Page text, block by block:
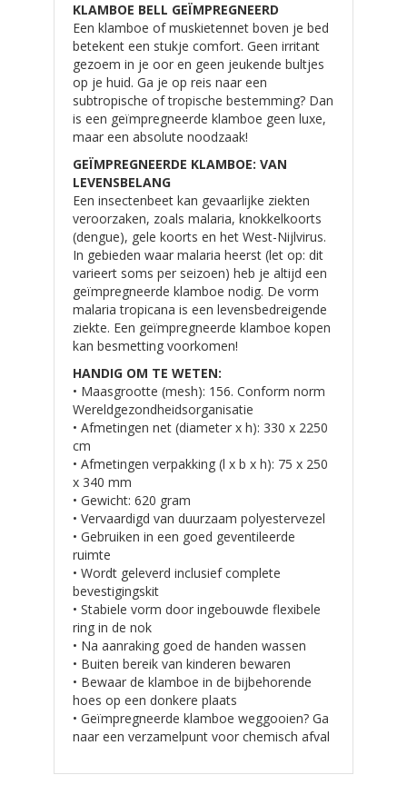
KLAMBOE BELL GEÏMPREGNEERD
Een klamboe of muskietennet boven je bed
betekent een stukje comfort. Geen irritant
gezoem in je oor en geen jeukende bultjes
op je huid. Ga je op reis naar een
subtropische of tropische bestemming? Dan
is een geïmpregneerde klamboe geen luxe,
maar een absolute noodzaak!
GEÏMPREGNEERDE KLAMBOE: VAN
LEVENSBELANG
Een insectenbeet kan gevaarlijke ziekten
veroorzaken, zoals malaria, knokkelkoorts
(dengue), gele koorts en het West-Nijlvirus.
In gebieden waar malaria heerst (let op: dit
varieert soms per seizoen) heb je altijd een
geïmpregneerde klamboe nodig. De vorm
malaria tropicana is een levensbedreigende
ziekte. Een geïmpregneerde klamboe kopen
kan besmetting voorkomen!
HANDIG OM TE WETEN:
• Maasgrootte (mesh): 156. Conform norm
Wereldgezondheidsorganisatie
• Afmetingen net (diameter x h): 330 x 2250
cm
• Afmetingen verpakking (l x b x h): 75 x 250
x 340 mm
• Gewicht: 620 gram
• Vervaardigd van duurzaam polyestervezel
• Gebruiken in een goed geventileerde
ruimte
• Wordt geleverd inclusief complete
bevestigingskit
• Stabiele vorm door ingebouwde flexibele
ring in de nok
• Na aanraking goed de handen wassen
• Buiten bereik van kinderen bewaren
• Bewaar de klamboe in de bijbehorende
hoes op een donkere plaats
• Geïmpregneerde klamboe weggooien? Ga
naar een verzamelpunt voor chemisch afval